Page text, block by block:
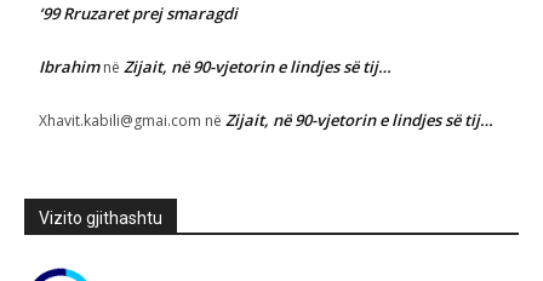
‘99 Rruzaret prej smaragdi
Ibrahimnë Zijait, në 90-vjetorin e lindjes së tij…
Xhavit.kabili@gmai.com në Zijait, në 90-vjetorin e lindjes së tij…
Vizito gjithashtu